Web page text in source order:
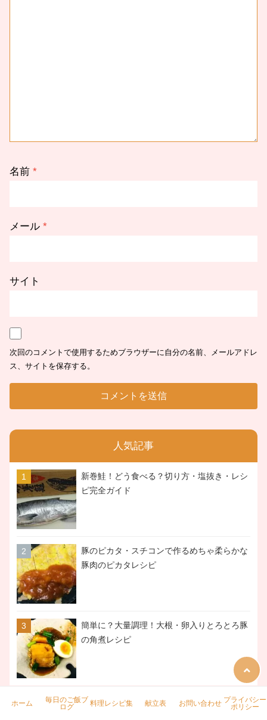
名前 *
メール *
サイト
次回のコメントで使用するためブラウザーに自分の名前、メールアドレ
ス、サイトを保存する。
人気記事
新巻鮭！どう食べる？切り方・塩抜き・レシ
ピ完全ガイド
豚のピカタ・スチコンで作るめちゃ柔らかな
豚肉のピカタレシピ
簡単に？大量調理！大根・卵入りとろとろ豚
の角煮レシピ
ホーム
毎日のご飯ブ
ログ
料理レシピ集 献立表 お問い合わせ プライバシー
ポリシー